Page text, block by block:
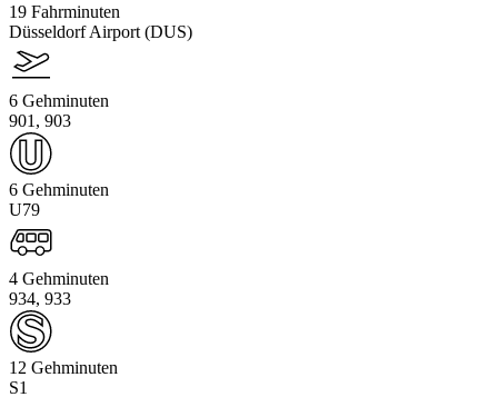
19 Fahrminuten
Düsseldorf Airport (DUS)
6 Gehminuten
901, 903
6 Gehminuten
U79
4 Gehminuten
934, 933
12 Gehminuten
S1